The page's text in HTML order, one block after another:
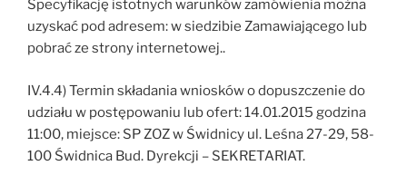
Specyfikację istotnych warunków zamówienia można
uzyskać pod adresem: w siedzibie Zamawiającego lub
pobrać ze strony internetowej..
IV.4.4) Termin składania wniosków o dopuszczenie do
udziału w postępowaniu lub ofert: 14.01.2015 godzina
11:00, miejsce: SP ZOZ w Świdnicy ul. Leśna 27-29, 58-
100 Świdnica Bud. Dyrekcji – SEKRETARIAT.